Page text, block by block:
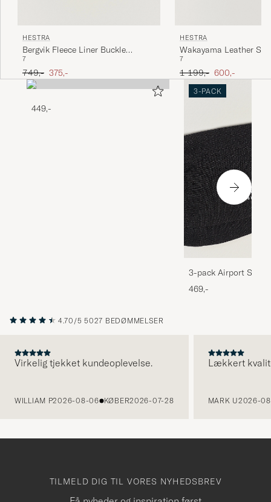
HESTRA
Bergvik Fleece Liner Buckle
Nubuck Glove Bottle Green
7
Ordinary pris
749,- Nedsat pris
375,-
HESTRA
Wakayama Leather Ski
Navy/Brown
7
Ordinary pris
1 199,- Nedsat pris
600,-
449,-
3-PACK
3-pack Airport
Melange
469,-
4.70/5 5027 BEDØMMELSER
Virkelig tjekket kundeoplevelse.
WILLIAM P2026-08-06 KØBER2026-07-28
Lækkert
MARK U2026-
TILMELD DIG TIL VORES NYHEDSBREV